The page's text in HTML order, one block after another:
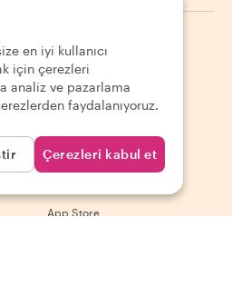
Misafirler
Misafir yardım merkezi
Misafir iptal politikası
Misafir kullanım koşulları
App Store
en iyi kullanıcı
için çerezleri
analiz ve pazarlama
faydalanıyoruz.
Çerezleri kabul et